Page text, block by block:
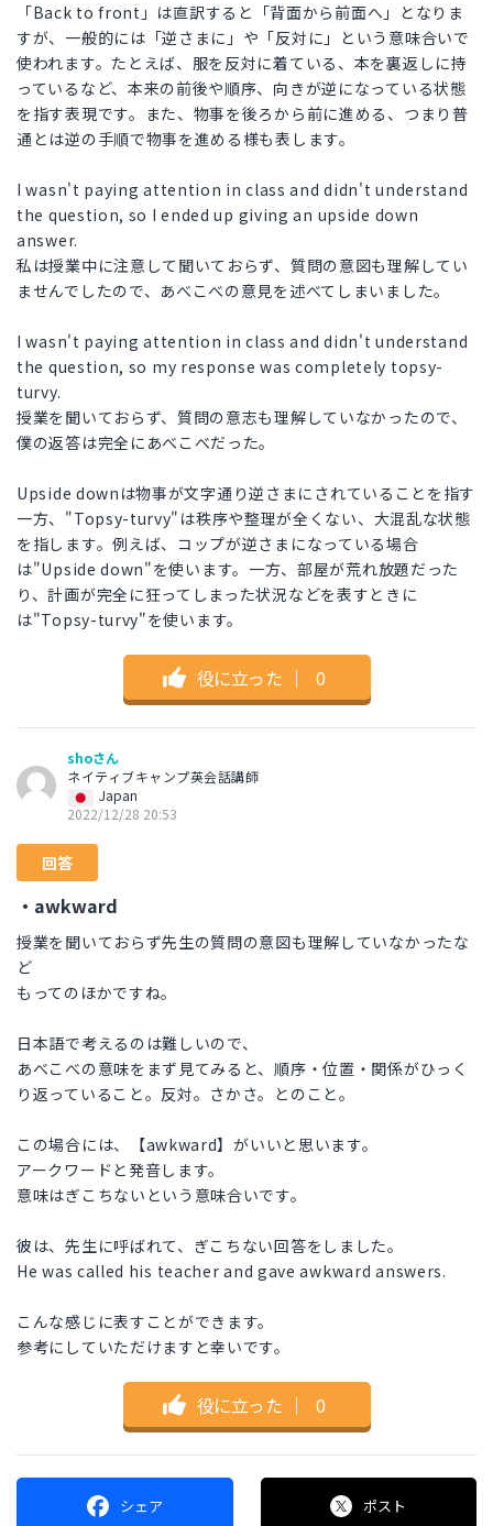
「Back to front」は直訳すると「背面から前面へ」となりま
すが、一般的には「逆さまに」や「反対に」という意味合いで
使われます。たとえば、服を反対に着ている、本を裏返しに持
っているなど、本来の前後や順序、向きが逆になっている状態
を指す表現です。また、物事を後ろから前に進める、つまり普
通とは逆の手順で物事を進める様も表します。
I wasn't paying attention in class and didn't understand
the question, so I ended up giving an upside down
answer.
私は授業中に注意して聞いておらず、質問の意図も理解してい
ませんでしたので、あべこべの意見を述べてしまいました。
I wasn't paying attention in class and didn't understand
the question, so my response was completely topsy-
turvy.
授業を聞いておらず、質問の意志も理解していなかったので、
僕の返答は完全にあべこべだった。
Upside downは物事が文字通り逆さまにされていることを指す
一方、"Topsy-turvy"は秩序や整理が全くない、大混乱な状態
を指します。例えば、コップが逆さまになっている場合
は"Upside down"を使います。一方、部屋が荒れ放題だった
り、計画が完全に狂ってしまった状況などを表すときに
は"Topsy-turvy"を使います。
役に立った ｜ 0
shoさん
ネイティブキャンプ英会話講師
Japan
2022/12/28 20:53
回答
・awkward
授業を聞いておらず先生の質問の意図も理解していなかったな
ど
もってのほかですね。
日本語で考えるのは難しいので、
あべこべの意味をまず見てみると、順序・位置・関係がひっく
り返っていること。反対。さかさ。とのこと。
この場合には、【awkward】がいいと思います。
アークワードと発音します。
意味はぎこちないという意味合いです。
彼は、先生に呼ばれて、ぎこちない回答をしました。
He was called his teacher and gave awkward answers.
こんな感じに表すことができます。
参考にしていただけますと幸いです。
役に立った ｜ 0
シェア ポスト